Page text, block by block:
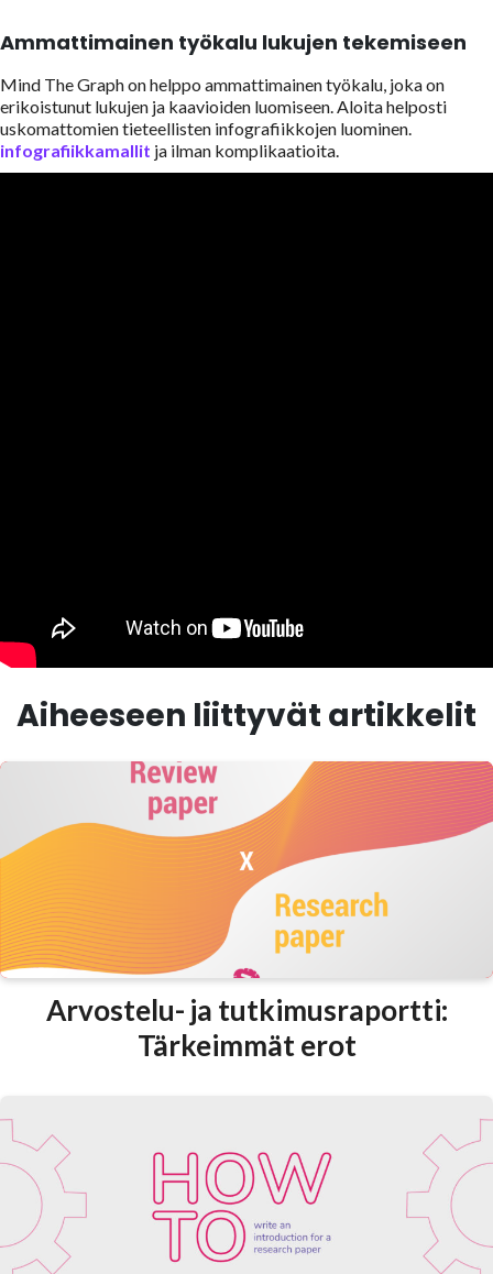
Ammattimainen työkalu lukujen tekemiseen
Mind The Graph on helppo ammattimainen työkalu, joka on
erikoistunut lukujen ja kaavioiden luomiseen. Aloita helposti
uskomattomien tieteellisten infografiikkojen luominen.
infografiikkamallit ja ilman komplikaatioita.
Aiheeseen liittyvät artikkelit
Arvostelu- ja tutkimusraportti:
Tärkeimmät erot